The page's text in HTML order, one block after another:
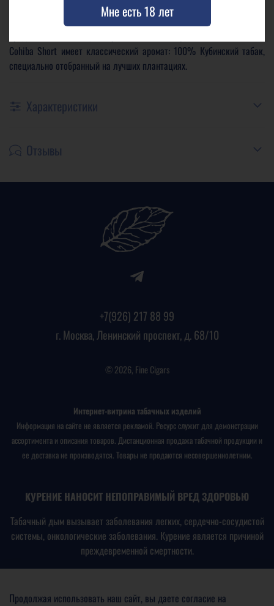
Cohiba, самый престижный в мире бренд премиальных сигар,
Cohiba Short имеет классический аромат: 100% Кубинский табак,
специально отобранный на лучших плантациях.
Характеристики
Отзывы
+7(926) 217 88 99
г. Москва, Ленинский проспект, д. 68/10
© 2026, Fine Cigars
Интернет-витрина табачных изделий
Информация на сайте не является рекламой. Ресурс служит для демонстрации
ассортимента и описания товаров. Дистанционная продажа табачной продукции и
ее доставка не производятся. Товары не продаются несовершеннолетним.
КУРЕНИЕ НАНОСИТ НЕПОПРАВИМЫЙ ВРЕД ЗДОРОВЬЮ
Табачный дым вызывает заболевания легких, сердечно-сосудистой
системы, онкологические заболевания. Курение является причиной
преждевременной смертности.
Продолжая использовать наш сайт, вы даете согласие на
Мне есть 18 лет